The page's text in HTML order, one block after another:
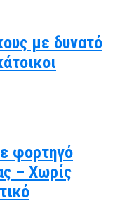
με δυνατό
φορτηγό
– Χωρίς